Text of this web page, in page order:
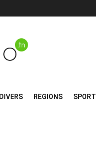
DIVERS REGIONS SPORT